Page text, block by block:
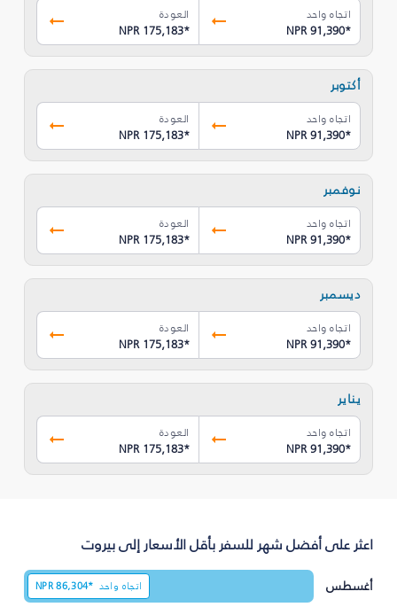
اتجاه واحد
NPR 91,390*
العودة
NPR 175,183*
أكتوبر
اتجاه واحد
NPR 91,390*
العودة
NPR 175,183*
نوفمبر
اتجاه واحد
NPR 91,390*
العودة
NPR 175,183*
ديسمبر
اتجاه واحد
NPR 91,390*
العودة
NPR 175,183*
يناير
اتجاه واحد
NPR 91,390*
العودة
NPR 175,183*
اعثر على أفضل شهر للسفر بأقل الأسعار إلى بيروت
أغسطس اتجاه واحد NPR86,304*